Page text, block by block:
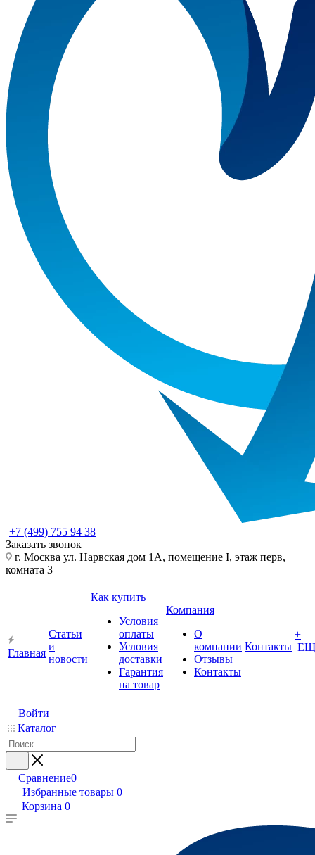
+7 (499) 755 94 38
Заказать звонок
г. Москва ул. Нарвская дом 1А, помещение I, этаж перв,
комната 3
Главная
Статьи
и
новости
Как купить
Условия
оплаты
Условия
доставки
Гарантия
на товар
Компания
О
компании
Отзывы
Контакты
Контакты
+
Войти
Каталог
Сравнение0
Избранные товары 0
Корзина 0